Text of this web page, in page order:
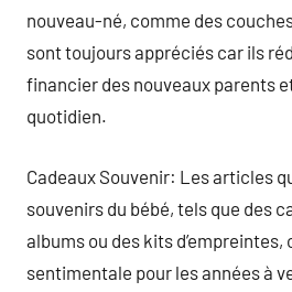
nouveau-né, comme des
sont toujours appréciés car ils
financier des nouveaux parents
quotidien.
Cadeaux Souvenir: Les articles
souvenirs du bébé, tels que des
albums ou des kits
sentimentale pour les années à